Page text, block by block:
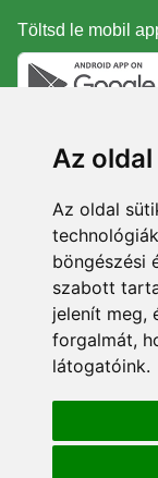
Töltsd le mobil
Az
Az oldal
böngészési
szabott
jelenít meg,
forgalmát,
látogatóink.